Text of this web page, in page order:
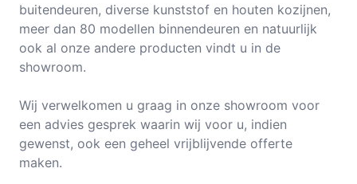
buitendeuren, diverse kunststof en houten kozijnen,
meer dan 80 modellen binnendeuren en natuurlijk
ook al onze andere producten vindt u in de
showroom.
Wij verwelkomen u graag in onze showroom voor
een advies gesprek waarin wij voor u, indien
gewenst, ook een geheel vrijblijvende offerte
maken.